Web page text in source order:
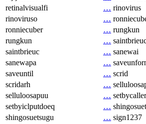
retinalvisualfi
… rinovirus
rinoviruso
…
ronniecuber
… rungkun
rungkun
…
saintbrieuc
… sanewai
sanewapa
…
saveuntil
… scrid
scridarh
…
selluloosapuu
…
setbyiclputdoeq
…
shingosuetsugu
… sign1237